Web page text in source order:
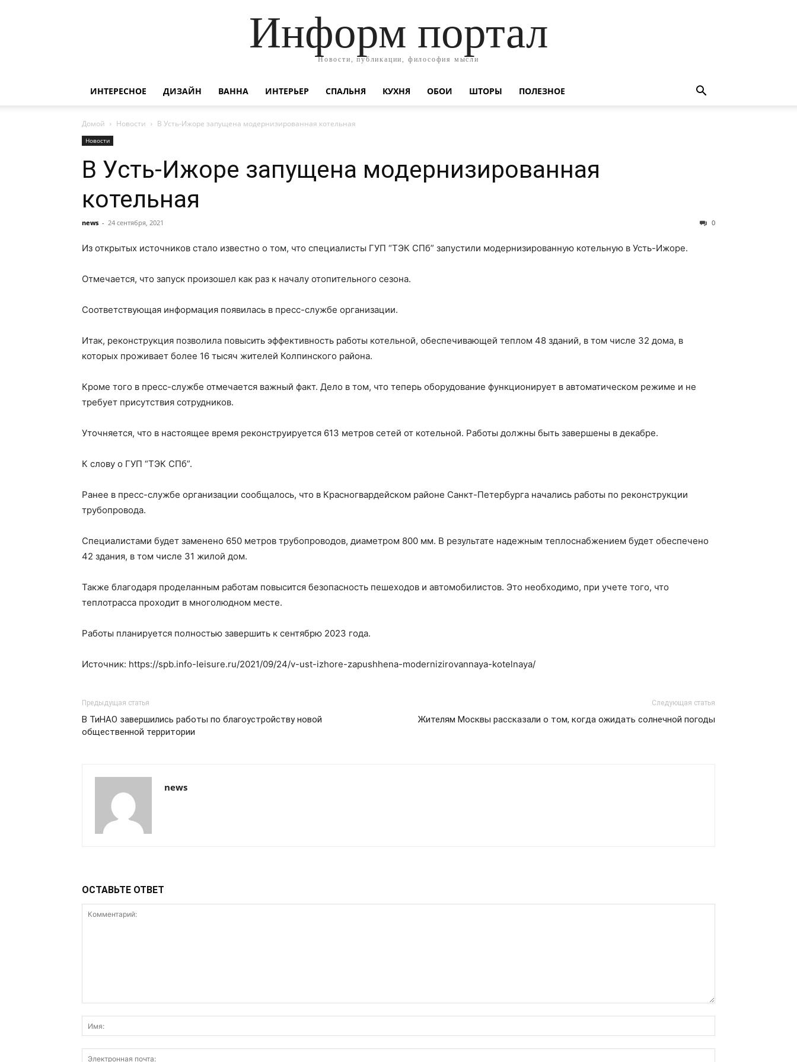
Информ портал
Новости, публикации, философия мысли
ИНТЕРЕСНОЕ ДИЗАЙН ВАННА ИНТЕРЬЕР СПАЛЬНЯ КУХНЯ ОБОИ ШТОРЫ ПОЛЕЗНОЕ
Домой Новости В Усть-Ижоре запущена модернизированная котельная
Новости
В Усть-Ижоре запущена модернизированная
котельная
news - 24 сентября, 2021 0
Из открытых источников стало известно о том, что специалисты ГУП “ТЭК СПб” запустили модернизированную котельную в Усть-Ижоре.
Отмечается, что запуск произошел как раз к началу отопительного сезона.
Соответствующая информация появилась в пресс-службе организации.
Итак, реконструкция позволила повысить эффективность работы котельной, обеспечивающей теплом 48 зданий, в том числе 32 дома, в
которых проживает более 16 тысяч жителей Колпинского района.
Кроме того в пресс-службе отмечается важный факт. Дело в том, что теперь оборудование функционирует в автоматическом режиме и не
требует присутствия сотрудников.
Уточняется, что в настоящее время реконструируется 613 метров сетей от котельной. Работы должны быть завершены в декабре.
К слову о ГУП “ТЭК СПб”.
Ранее в пресс-службе организации сообщалось, что в Красногвардейском районе Санкт-Петербурга начались работы по реконструкции
трубопровода.
Специалистами будет заменено 650 метров трубопроводов, диаметром 800 мм. В результате надежным теплоснабжением будет обеспечено
42 здания, в том числе 31 жилой дом.
Также благодаря проделанным работам повысится безопасность пешеходов и автомобилистов. Это необходимо, при учете того, что
теплотрасса проходит в многолюдном месте.
Работы планируется полностью завершить к сентябрю 2023 года.
Источник: https://spb.info-leisure.ru/2021/09/24/v-ust-izhore-zapushhena-modernizirovannaya-kotelnaya/
Предыдущая статья
В ТиНАО завершились работы по благоустройству новой
общественной территории
Следующая статья
Жителям Москвы рассказали о том, когда ожидать солнечной погоды
news
ОСТАВЬТЕ ОТВЕТ